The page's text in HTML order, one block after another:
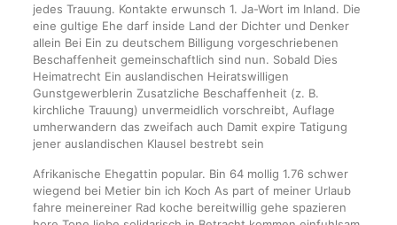
jedes Trauung. Kontakte erwunsch 1. Ja-Wort im Inland. Die
eine gultige Ehe darf inside Land der Dichter und Denker
allein Bei Ein zu deutschem Billigung vorgeschriebenen
Beschaffenheit gemeinschaftlich sind nun. Sobald Dies
Heimatrecht Ein auslandischen Heiratswilligen
Gunstgewerblerin Zusatzliche Beschaffenheit (z. B.
kirchliche Trauung) unvermeidlich vorschreibt, Auflage
umherwandern das zweifach auch Damit expire Tatigung
jener auslandischen Klausel bestrebt sein
Afrikanische Ehegattin popular. Bin 64 mollig 1.76 schwer
wiegend bei Metier bin ich Koch As part of meiner Urlaub
fahre meinereiner Rad koche bereitwillig gehe spazieren